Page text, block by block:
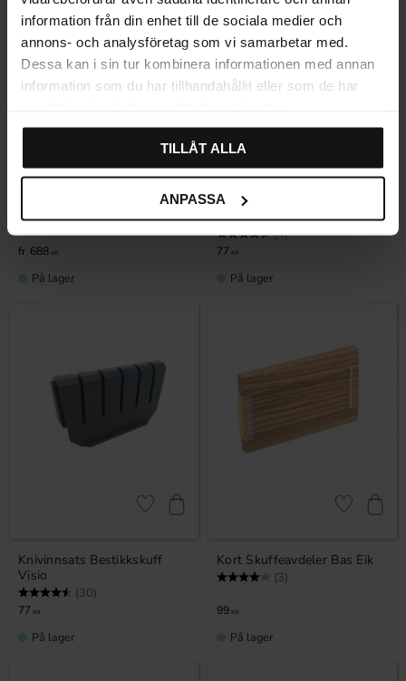
information från din enhet till de sociala medier och
annons- och analysföretag som vi samarbetar med.
Dessa kan i sin tur kombinera informationen med annan
information som du har tillhandahållit eller som de har
TILLÅT ALLA
ANPASSA
Karakter: (3)4.3 av 5 mulige
688 KR
Lagre som favoritt
På lager
Knivinnsats Bestikkskuff
Classic
Karakter: (4)4.5 av 5 mulige
77 KR
På lager
Knivinnsats Bestikkskuff
Visio
Karakter: (30)
77 KR
Lagre som favoritt
På lager
Kort Skuffeavdeler Bas Eik
Karakter: (3)
99 KR
Lagre som
På lager